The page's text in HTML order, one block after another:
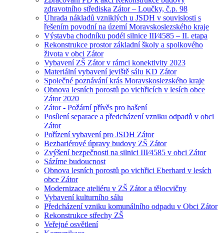
zdravotního střediska Zátor – Loučky, č.p. 98
Úhrada nákladů vzniklých u JSDH v souvislosti s
řešením povodní na území Moravskoslezského kraje
Výstavba chodníku podél silnice III⁄4585 – II. etapa
Rekonstrukce prostor základní školy a spolkového
života v obci Zátor
Vybavení ZŠ Zátor v rámci konektivity 2023
Materiální vybavení jeviště sálu KD Zátor
Společné poznávání krás Moravskoslezského kraje
Obnova lesních porostů po vichřicích v lesích obce
Zátor 2020
Zátor - Požární přívěs pro hašení
Posílení separace a předcházení vzniku odpadů v obci
Zátor
Pořízení vybavení pro JSDH Zátor
Bezbariérové úpravy budovy ZŠ Zátor
Zvýšení bezpečnosti na silnici III⁄4585 v obci Zátor
Sázíme budoucnost
Obnova lesních porostů po vichřici Eberhard v lesích
obce Zátor
Modernizace ateliéru v ZŠ Zátor a tělocvičny
Vybavení kulturního sálu
Předcházení vzniku komunálního odpadu v Obci Zátor
Rekonstrukce střechy ZŠ
Veřejné osvětlení